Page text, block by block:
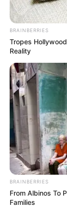
arma de fuego
BRAINBERRIES
Tropes
Reality
BRAINBERRIES
From Albinos To
Families